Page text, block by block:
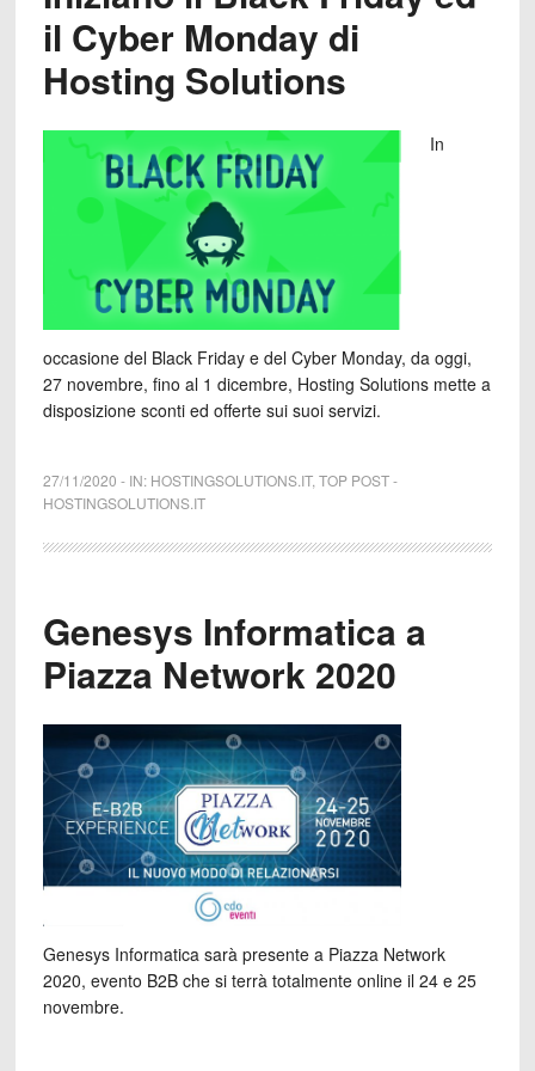
il Cyber Monday di
Hosting Solutions
In
occasione del Black Friday e del Cyber Monday, da oggi,
27 novembre, fino al 1 dicembre, Hosting Solutions mette a
disposizione sconti ed offerte sui suoi servizi.
27/11/2020 - IN: HOSTINGSOLUTIONS.IT, TOP POST-
HOSTINGSOLUTIONS.IT
Genesys Informatica a
Piazza Network 2020
Genesys Informatica sarà presente a Piazza Network
2020, evento B2B che si terrà totalmente online il 24 e 25
novembre.